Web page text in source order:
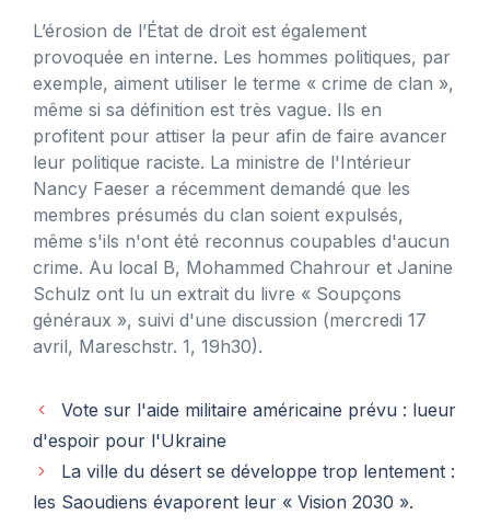
L’érosion de l’État de droit est également
provoquée en interne. Les hommes politiques, par
exemple, aiment utiliser le terme « crime de clan »,
même si sa définition est très vague. Ils en
profitent pour attiser la peur afin de faire avancer
leur politique raciste. La ministre de l'Intérieur
Nancy Faeser a récemment demandé que les
membres présumés du clan soient expulsés,
même s'ils n'ont été reconnus coupables d'aucun
crime. Au local B, Mohammed Chahrour et Janine
Schulz ont lu un extrait du livre « Soupçons
généraux », suivi d'une discussion (mercredi 17
avril, Mareschstr. 1, 19h30).
Vote sur l'aide militaire américaine prévu : lueur
d'espoir pour l'Ukraine
La ville du désert se développe trop lentement :
les Saoudiens évaporent leur « Vision 2030 ».